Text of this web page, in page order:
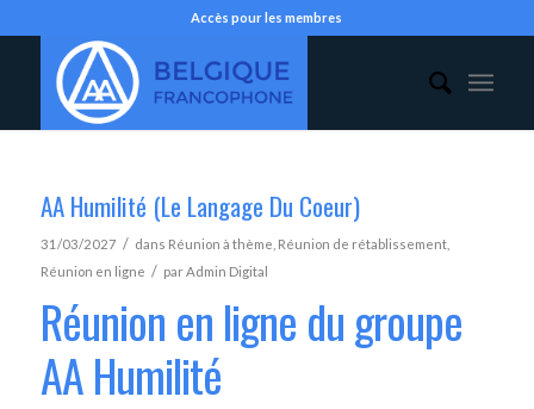
Accès pour les membres
AA Humilité (Le Langage Du Coeur)
31/03/2027 / dans Réunion à thème Réunion de rétablissement,
Réunion en ligne / parAdmin Digital
Réunion en ligne du groupe
AA Humilité